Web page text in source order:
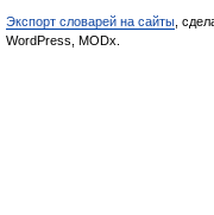
Экспорт словарей на сайты ,
WordPress, MODx.